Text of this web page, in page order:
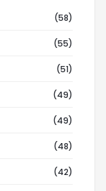
(58)
(55)
(51)
(49)
(49)
(48)
(42)